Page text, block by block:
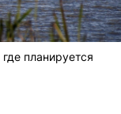
планируется